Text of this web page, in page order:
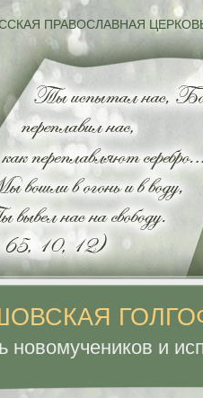
ПРАВОСЛАВНАЯ
новомучеников и